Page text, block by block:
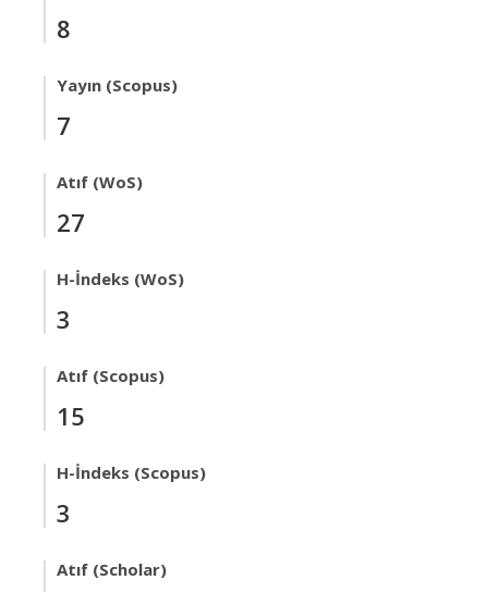
8
Yayın (Scopus)
7
Atıf (WoS)
27
H-İndeks (WoS)
3
Atıf (Scopus)
15
H-İndeks (Scopus)
3
Atıf (Scholar)